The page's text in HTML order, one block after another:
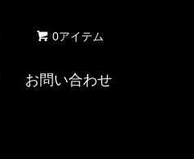
0アイテム
お問い合わせ